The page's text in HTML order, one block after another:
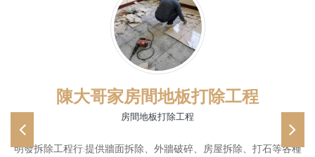
陳大哥家房間地板打除工程
房間地板打除工程
明發拆除工程行:提供牆面拆除、外牆破碎、房屋拆除、打石等各種
Previous